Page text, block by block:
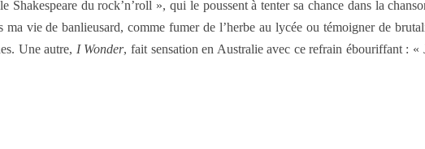
du rock’n’roll », qui le poussent à tenter sa chance dans la
vie de banlieusard, comme fumer de l’herbe au lycée ou témoigner de
Une autre, I Wonder, fait sensation en Australie avec ce refrain ébouriffant :